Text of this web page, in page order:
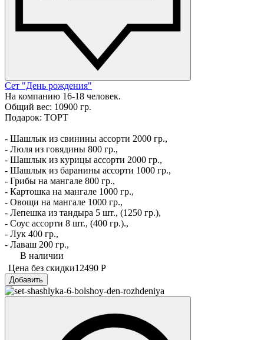
Сет "День рождения"
На компанию 16-18 человек.
Общий вес: 10900 гр.
Подарок: ТОРТ
- Шашлык из свинины ассорти 2000 гр.,
- Люля из говядины 800 гр.,
- Шашлык из курицы ассорти 2000 гр.,
- Шашлык из баранины ассорти 1000 гр.,
- Грибы на мангале 800 гр.,
- Картошка на мангале 1000 гр.,
- Овощи на мангале 1000 гр.,
- Лепешка из тандыра 5 шт., (1250 гр.),
- Соус ассорти 8 шт., (400 гр.).,
- Лук 400 гр.,
- Лаваш 200 гр.,
В наличии
Цена без скидки12490 Р
Добавить